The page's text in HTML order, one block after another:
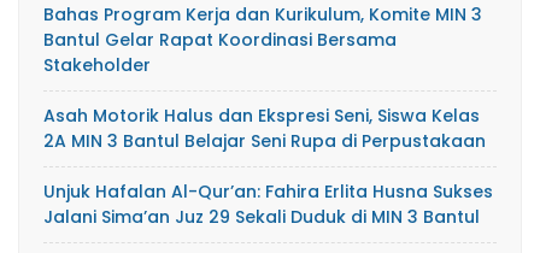
Bahas Program Kerja dan Kurikulum, Komite MIN 3
Bantul Gelar Rapat Koordinasi Bersama
Stakeholder
Asah Motorik Halus dan Ekspresi Seni, Siswa Kelas
2A MIN 3 Bantul Belajar Seni Rupa di Perpustakaan
Unjuk Hafalan Al-Qur’an: Fahira Erlita Husna Sukses
Jalani Sima’an Juz 29 Sekali Duduk di MIN 3 Bantul